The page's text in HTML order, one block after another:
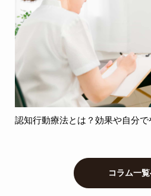
認知行動療法とは？効果や自分
コラム一